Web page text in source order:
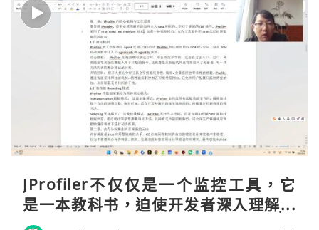
JProfiler不仅仅是一个监控工具，它
是一本教科书，迫使开发者深入理解JV
M的内存模型、垃圾回收机制和并发原